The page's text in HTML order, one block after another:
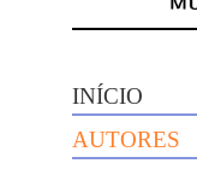
INÍCIO
AUTORES